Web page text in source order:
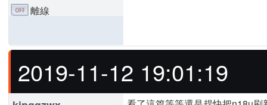
離線
2019-11-12 19:01:19